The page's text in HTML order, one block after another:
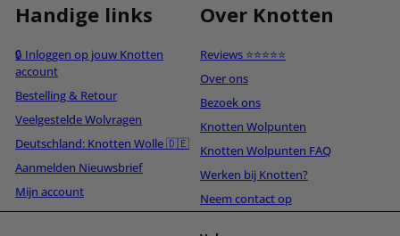
Handige links
🔒 Inloggen op jouw Knotten
account
Bestelling & Retour
Veelgestelde Wolvragen
Deutschland: Knotten Wolle 🇩🇪
Aanmelden Nieuwsbrief
Mijn account
Over Knotten
Reviews ⭐⭐⭐⭐⭐
Over ons
Bezoek ons
Knotten Wolpunten
Knotten Wolpunten FAQ
Werken bij Knotten?
Neem contact op